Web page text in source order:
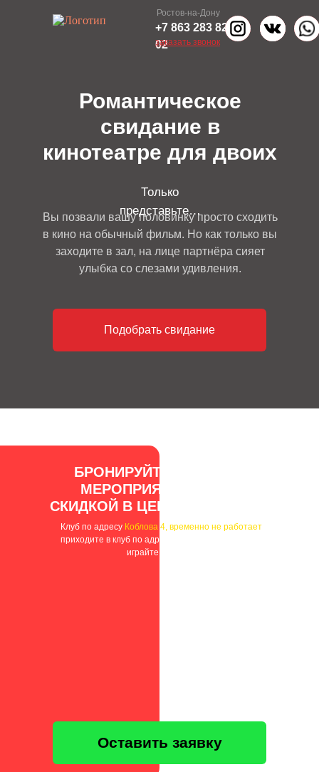
Подобрать свидание
Романтическое
свидание в
кинотеатре для двоих
Вы позвали вашу половинку просто сходить
в кино на обычный фильм. Но как только вы
заходите в зал, на лице партнёра сияет
улыбка со слезами удивления.
Ростов-на-Дону
Только
представьт е…
+7 863 283 82
02
заказать звонок
БРОНИРУЙТЕ ИГРУ ИЛИ
МЕРОПРИЯТИЯ С 15%
СКИДКОЙ В ЦЕНТРЕ РОСТОВА
Клуб по адресу Коблова 4, временно не работает,
приходите в клуб по адресу Станиславского 73а и
играйте дешевле
Оставить заявку